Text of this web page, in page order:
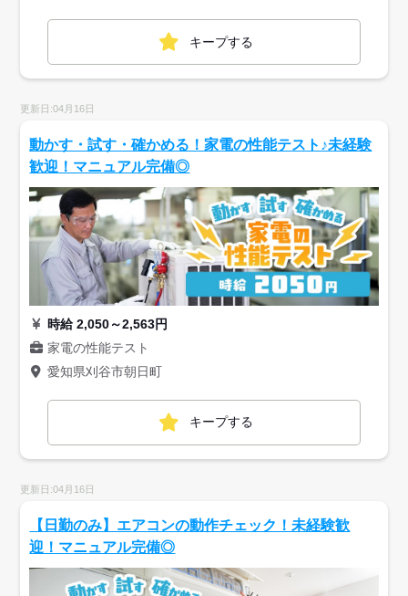
キープする
更新日:04月16日
動かす・試す・確かめる！家電の性能テスト♪未経験
歓迎！マニュアル完備◎
時給 2,050～2,563円
家電の性能テスト
愛知県刈谷市朝日町
キープする
更新日:04月16日
【日勤のみ】エアコンの動作チェック！未経験歓
迎！マニュアル完備◎